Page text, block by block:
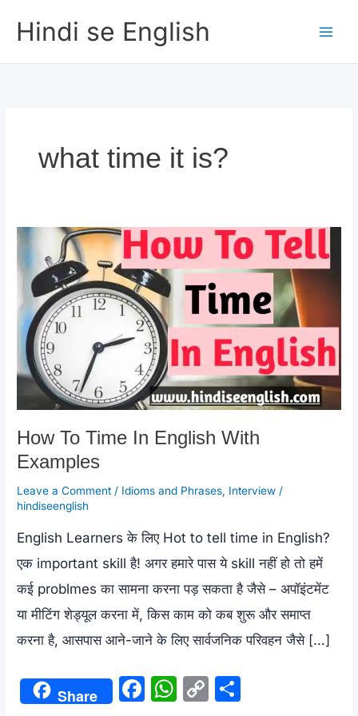
contentHindi se English
what time it is?
How To Time In English With
Examples
Leave a Comment / Idioms and Phrases Interview /
hindiseenglish
English Learners के लिए Hot to tell time in English?
एक important skill है! अगर हमारे पास ये skill नहीं हो तो हमें
कई problmes का सामना करना पड़ सकता है जैसे – अपॉइंटमेंट
या मीटिंग शेड्यूल करना में, किस काम को कब शुरू और समाप्त
करना है, आसपास आने-जाने के लिए सार्वजनिक परिवहन जैसे […]
Share
F
W C